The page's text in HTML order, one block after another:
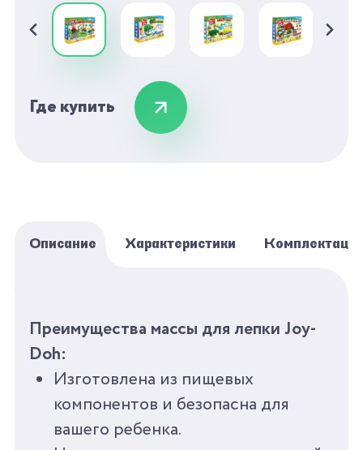
вылепить следы динозавров,
доисторические ракушки, камни и
даже пальмы! Ваш малыш легко
справится с 3D-формами динозавров:
нужно просто положить массу для
лепки в формочку и закрыть ее, потом
снова открыть и динозаврик готов! А
Где купить
Описание Характеристики
Преимущества массы для лепки Joy-
Doh:
Изготовлена из пищевых
компонентов и безопасна для
вашего ребенка.
СЕРИЯ
ПОЛ
ВОЗРАСТ